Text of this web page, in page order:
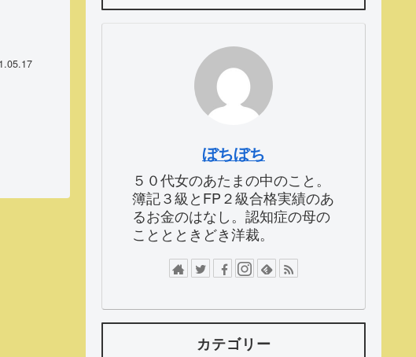
ぼちぼち
５０代女のあたまの中のこと。
簿記３級とFP２級合格実績のあ
るお金のはなし。認知症の母の
こととときどき洋裁。
カテゴリー